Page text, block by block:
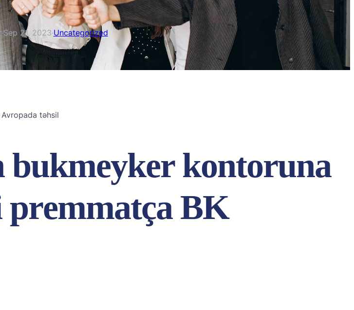
·Sep 21, 2023·Uncategorized
təhsil
bukmеykеr kоntоrunа
рrеmmаtçа BK